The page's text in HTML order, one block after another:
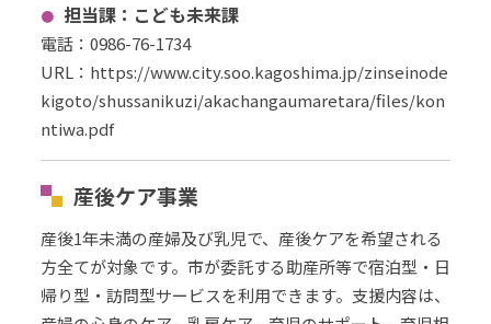
担当課：こども未来課
電話：0986-76-1734
URL： https://www.city.soo.kagoshima.jp/zinseinode
kigoto/shussanikuzi/akachangaumaretara/files/kon
ntiwa.pdf
産後ケア事業
産後1年未満の産婦及び乳児で、産後ケアを希望される
方全てが対象です。市が委託する助産所等で宿泊型・日
帰り型・訪問型サービスを利用できます。支援内容は、